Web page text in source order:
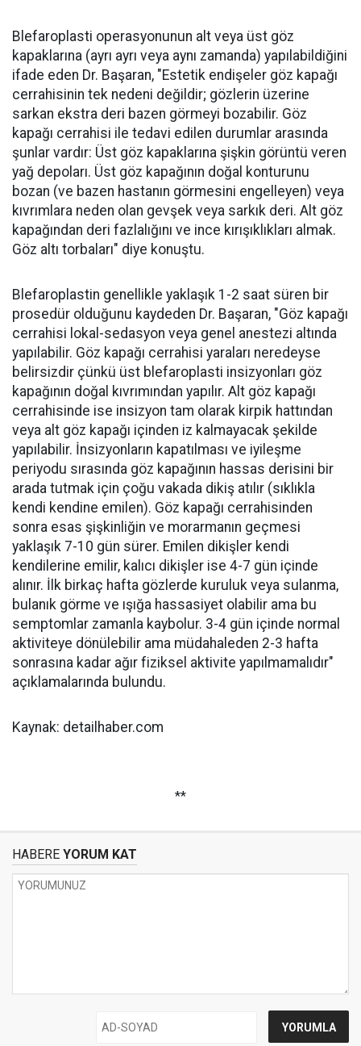
Blefaroplasti operasyonunun alt veya üst göz
kapaklarına (ayrı ayrı veya aynı zamanda) yapılabildiğini
ifade eden Dr. Başaran, "Estetik endişeler göz kapağı
cerrahisinin tek nedeni değildir; gözlerin üzerine
sarkan ekstra deri bazen görmeyi bozabilir. Göz
kapağı cerrahisi ile tedavi edilen durumlar arasında
şunlar vardır: Üst göz kapaklarına şişkin görüntü veren
yağ depoları. Üst göz kapağının doğal konturunu
bozan (ve bazen hastanın görmesini engelleyen) veya
kıvrımlara neden olan gevşek veya sarkık deri. Alt göz
kapağından deri fazlalığını ve ince kırışıklıkları almak.
Göz altı torbaları" diye konuştu.
Blefaroplastin genellikle yaklaşık 1-2 saat süren bir
prosedür olduğunu kaydeden Dr. Başaran, "Göz kapağı
cerrahisi lokal-sedasyon veya genel anestezi altında
yapılabilir. Göz kapağı cerrahisi yaraları neredeyse
belirsizdir çünkü üst blefaroplasti insizyonları göz
kapağının doğal kıvrımından yapılır. Alt göz kapağı
cerrahisinde ise insizyon tam olarak kirpik hattından
veya alt göz kapağı içinden iz kalmayacak şekilde
yapılabilir. İnsizyonların kapatılması ve iyileşme
periyodu sırasında göz kapağının hassas derisini bir
arada tutmak için çoğu vakada dikiş atılır (sıklıkla
kendi kendine emilen). Göz kapağı cerrahisinden
sonra esas şişkinliğin ve morarmanın geçmesi
yaklaşık 7-10 gün sürer. Emilen dikişler kendi
kendilerine emilir, kalıcı dikişler ise 4-7 gün içinde
alınır. İlk birkaç hafta gözlerde kuruluk veya sulanma,
bulanık görme ve ışığa hassasiyet olabilir ama bu
semptomlar zamanla kaybolur. 3-4 gün içinde normal
aktiviteye dönülebilir ama müdahaleden 2-3 hafta
sonrasına kadar ağır fiziksel aktivite yapılmamalıdır"
açıklamalarında bulundu.
Kaynak: detailhaber.com
**
HABERE YORUM KAT